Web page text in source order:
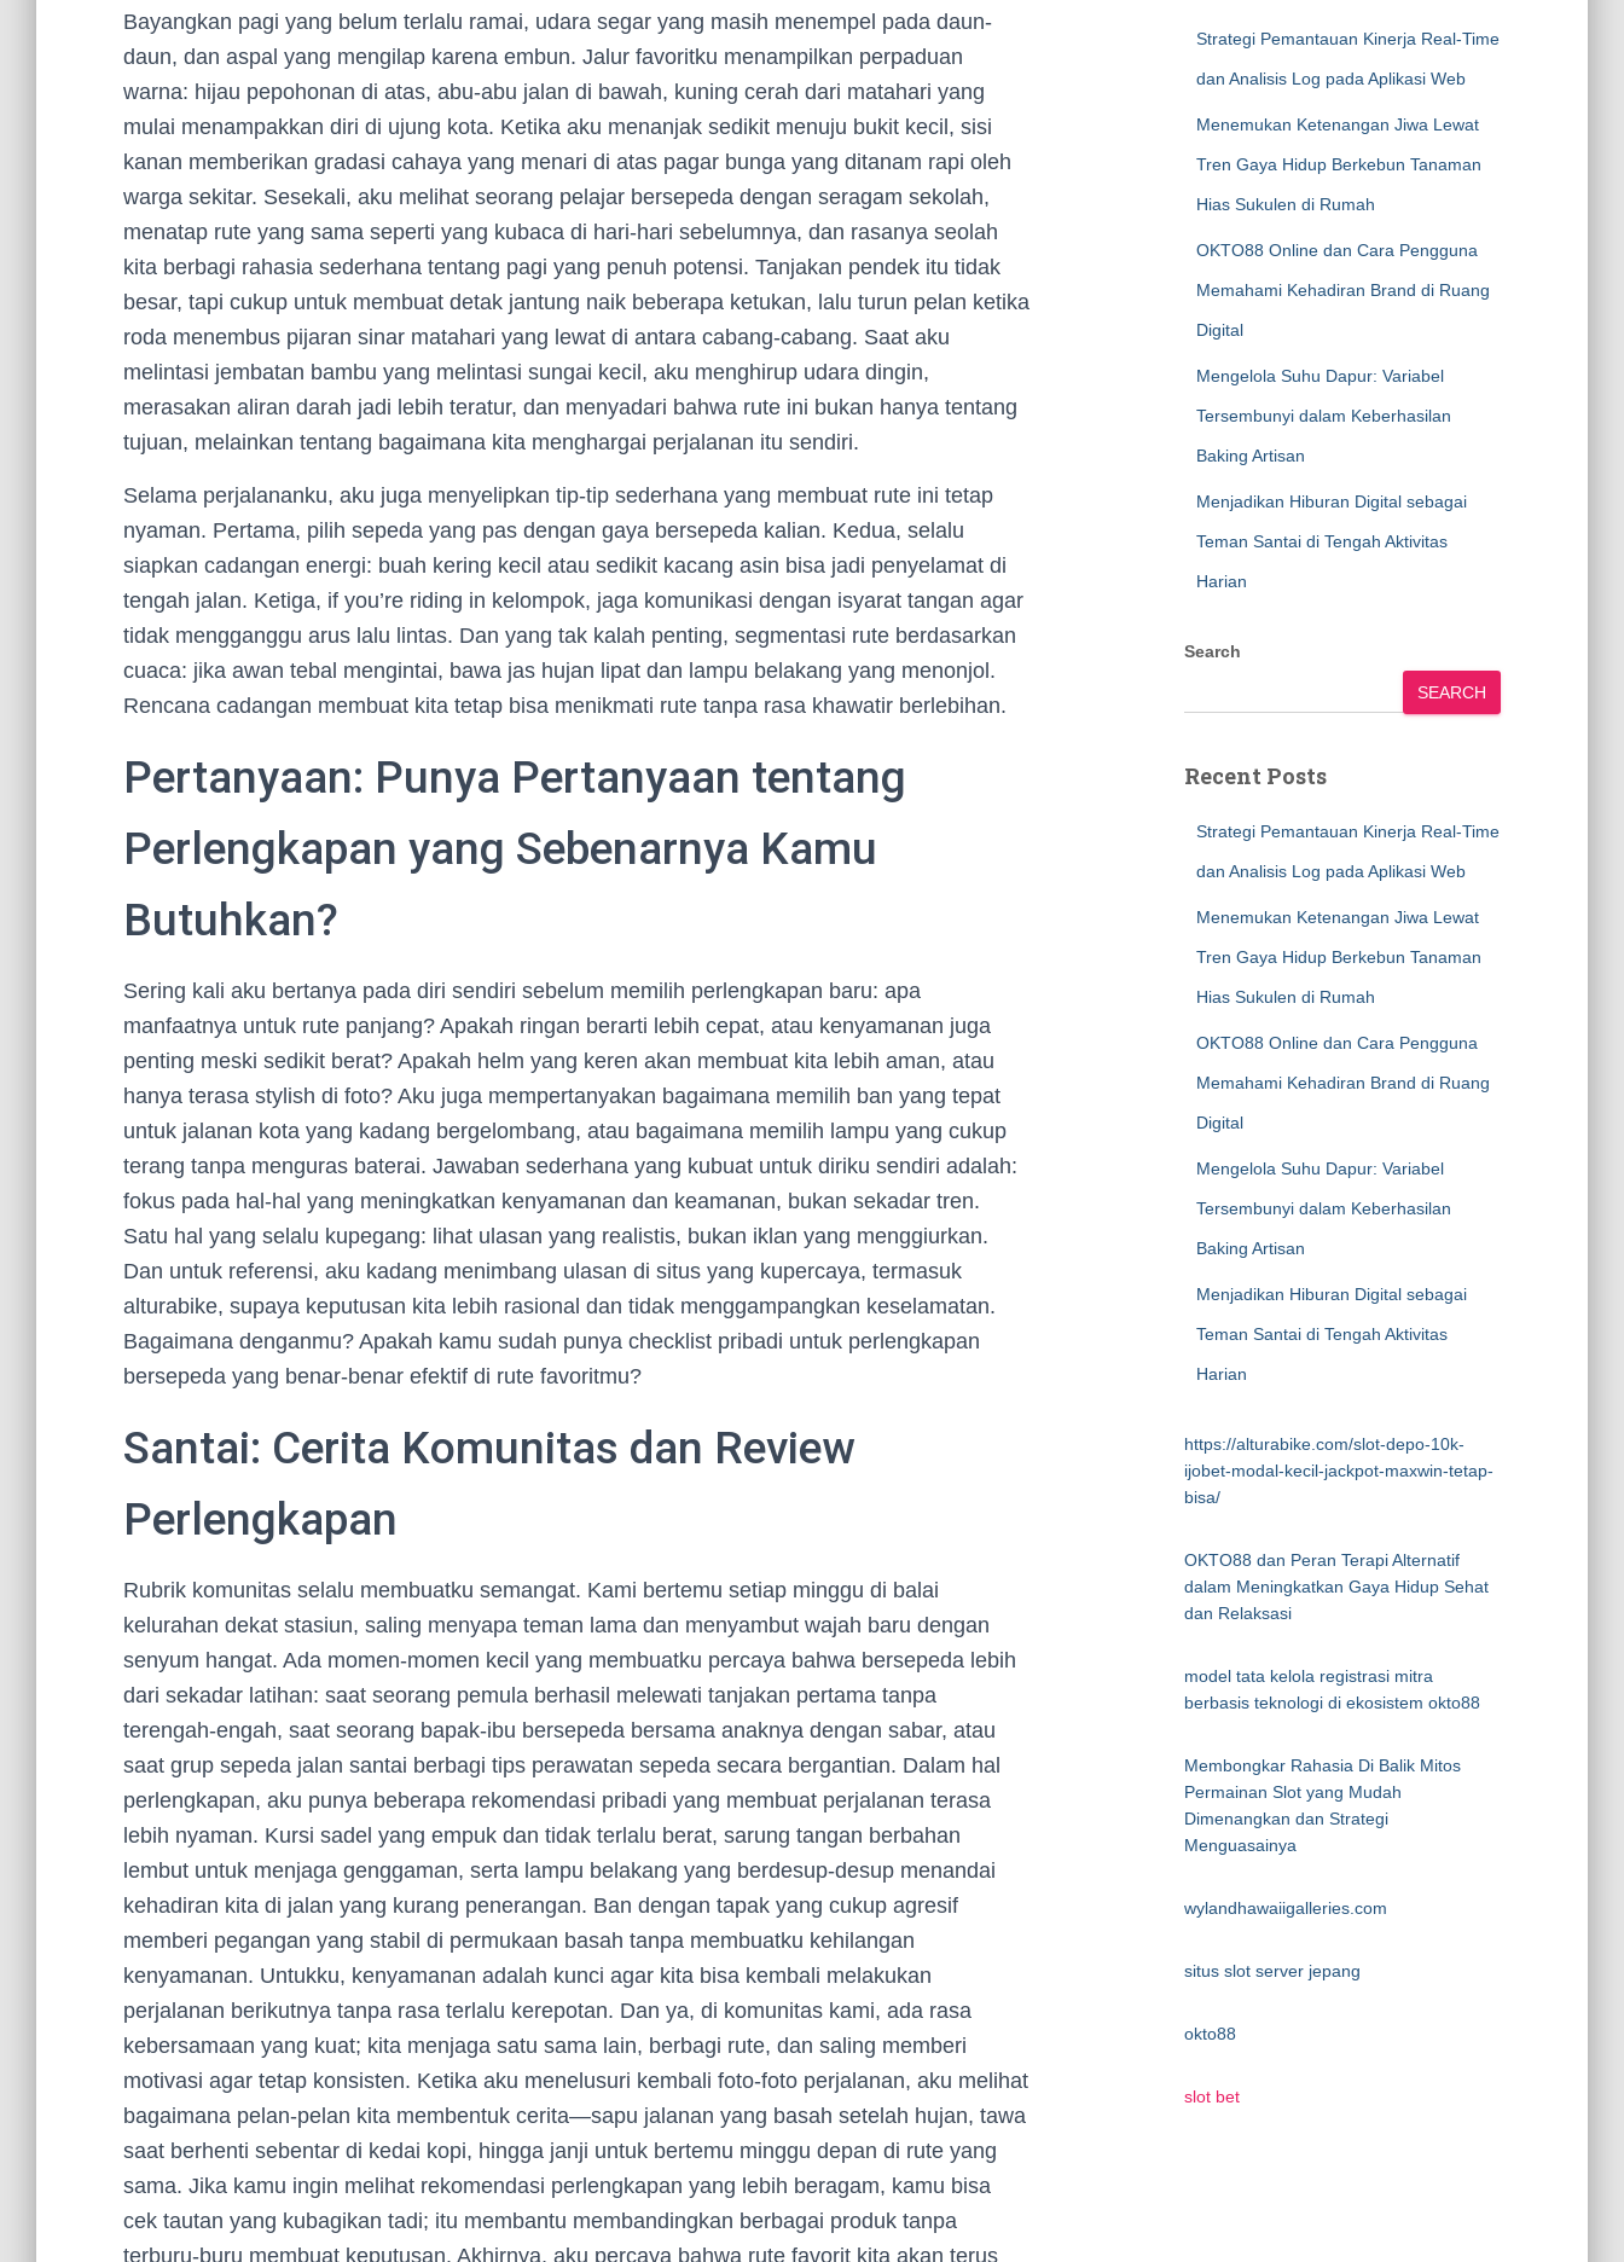
Bayangkan pagi yang belum terlalu ramai, udara segar yang masih menempel pada daun-
daun, dan aspal yang mengilap karena embun. Jalur favoritku menampilkan perpaduan
warna: hijau pepohonan di atas, abu-abu jalan di bawah, kuning cerah dari matahari yang
mulai menampakkan diri di ujung kota. Ketika aku menanjak sedikit menuju bukit kecil, sisi
kanan memberikan gradasi cahaya yang menari di atas pagar bunga yang ditanam rapi oleh
warga sekitar. Sesekali, aku melihat seorang pelajar bersepeda dengan seragam sekolah,
menatap rute yang sama seperti yang kubaca di hari-hari sebelumnya, dan rasanya seolah
kita berbagi rahasia sederhana tentang pagi yang penuh potensi. Tanjakan pendek itu tidak
besar, tapi cukup untuk membuat detak jantung naik beberapa ketukan, lalu turun pelan ketika
roda menembus pijaran sinar matahari yang lewat di antara cabang-cabang. Saat aku
melintasi jembatan bambu yang melintasi sungai kecil, aku menghirup udara dingin,
merasakan aliran darah jadi lebih teratur, dan menyadari bahwa rute ini bukan hanya tentang
tujuan, melainkan tentang bagaimana kita menghargai perjalanan itu sendiri.
Selama perjalananku, aku juga menyelipkan tip-tip sederhana yang membuat rute ini tetap
nyaman. Pertama, pilih sepeda yang pas dengan gaya bersepeda kalian. Kedua, selalu
siapkan cadangan energi: buah kering kecil atau sedikit kacang asin bisa jadi penyelamat di
tengah jalan. Ketiga, if you’re riding in kelompok, jaga komunikasi dengan isyarat tangan agar
tidak mengganggu arus lalu lintas. Dan yang tak kalah penting, segmentasi rute berdasarkan
cuaca: jika awan tebal mengintai, bawa jas hujan lipat dan lampu belakang yang menonjol.
Rencana cadangan membuat kita tetap bisa menikmati rute tanpa rasa khawatir berlebihan.
Pertanyaan: Punya Pertanyaan tentang
Perlengkapan yang Sebenarnya Kamu
Butuhkan?
Sering kali aku bertanya pada diri sendiri sebelum memilih perlengkapan baru: apa
manfaatnya untuk rute panjang? Apakah ringan berarti lebih cepat, atau kenyamanan juga
penting meski sedikit berat? Apakah helm yang keren akan membuat kita lebih aman, atau
hanya terasa stylish di foto? Aku juga mempertanyakan bagaimana memilih ban yang tepat
untuk jalanan kota yang kadang bergelombang, atau bagaimana memilih lampu yang cukup
terang tanpa menguras baterai. Jawaban sederhana yang kubuat untuk diriku sendiri adalah:
fokus pada hal-hal yang meningkatkan kenyamanan dan keamanan, bukan sekadar tren.
Satu hal yang selalu kupegang: lihat ulasan yang realistis, bukan iklan yang menggiurkan.
Dan untuk referensi, aku kadang menimbang ulasan di situs yang kupercaya, termasuk
alturabike, supaya keputusan kita lebih rasional dan tidak menggampangkan keselamatan.
Bagaimana denganmu? Apakah kamu sudah punya checklist pribadi untuk perlengkapan
bersepeda yang benar-benar efektif di rute favoritmu?
Santai: Cerita Komunitas dan Review
Perlengkapan
Rubrik komunitas selalu membuatku semangat. Kami bertemu setiap minggu di balai
kelurahan dekat stasiun, saling menyapa teman lama dan menyambut wajah baru dengan
senyum hangat. Ada momen-momen kecil yang membuatku percaya bahwa bersepeda lebih
dari sekadar latihan: saat seorang pemula berhasil melewati tanjakan pertama tanpa
terengah-engah, saat seorang bapak-ibu bersepeda bersama anaknya dengan sabar, atau
saat grup sepeda jalan santai berbagi tips perawatan sepeda secara bergantian. Dalam hal
perlengkapan, aku punya beberapa rekomendasi pribadi yang membuat perjalanan terasa
lebih nyaman. Kursi sadel yang empuk dan tidak terlalu berat, sarung tangan berbahan
lembut untuk menjaga genggaman, serta lampu belakang yang berdesup-desup menandai
kehadiran kita di jalan yang kurang penerangan. Ban dengan tapak yang cukup agresif
memberi pegangan yang stabil di permukaan basah tanpa membuatku kehilangan
kenyamanan. Untukku, kenyamanan adalah kunci agar kita bisa kembali melakukan
perjalanan berikutnya tanpa rasa terlalu kerepotan. Dan ya, di komunitas kami, ada rasa
kebersamaan yang kuat; kita menjaga satu sama lain, berbagi rute, dan saling memberi
motivasi agar tetap konsisten. Ketika aku menelusuri kembali foto-foto perjalanan, aku melihat
bagaimana pelan-pelan kita membentuk cerita—sapu jalanan yang basah setelah hujan, tawa
saat berhenti sebentar di kedai kopi, hingga janji untuk bertemu minggu depan di rute yang
sama. Jika kamu ingin melihat rekomendasi perlengkapan yang lebih beragam, kamu bisa
cek tautan yang kubagikan tadi; itu membantu membandingkan berbagai produk tanpa
terburu-buru membuat keputusan. Akhirnya, aku percaya bahwa rute favorit kita akan terus
Strategi Pemantauan Kinerja Real-Time
dan Analisis Log pada Aplikasi Web
Menemukan Ketenangan Jiwa Lewat
Tren Gaya Hidup Berkebun Tanaman
Hias Sukulen di Rumah
OKTO88 Online dan Cara Pengguna
Memahami Kehadiran Brand di Ruang
Digital
Mengelola Suhu Dapur: Variabel
Tersembunyi dalam Keberhasilan
Baking Artisan
Menjadikan Hiburan Digital sebagai
Teman Santai di Tengah Aktivitas
Harian
Search
SEARCH
Recent Posts
Strategi Pemantauan Kinerja Real-Time
dan Analisis Log pada Aplikasi Web
Menemukan Ketenangan Jiwa Lewat
Tren Gaya Hidup Berkebun Tanaman
Hias Sukulen di Rumah
OKTO88 Online dan Cara Pengguna
Memahami Kehadiran Brand di Ruang
Digital
Mengelola Suhu Dapur: Variabel
Tersembunyi dalam Keberhasilan
Baking Artisan
Menjadikan Hiburan Digital sebagai
Teman Santai di Tengah Aktivitas
Harian
https://alturabike.com/slot-depo-10k-
ijobet-modal-kecil-jackpot-maxwin-tetap-
bisa/
OKTO88 dan Peran Terapi Alternatif
dalam Meningkatkan Gaya Hidup Sehat
dan Relaksasi
model tata kelola registrasi mitra
berbasis teknologi di ekosistem okto88
Membongkar Rahasia Di Balik Mitos
Permainan Slot yang Mudah
Dimenangkan dan Strategi
Menguasainya
wylandhawaiigalleries.com
situs slot server jepang
okto88
slot bet